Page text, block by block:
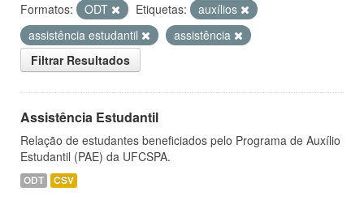
Formatos:
ODT Etiquetas:
auxílios
assistência estudantil
assistência
Filtrar Resultados
Assistência Estudantil
Relação de estudantes beneficiados pelo Programa de Auxílio
Estudantil (PAE) da UFCSPA.
ODT CSV